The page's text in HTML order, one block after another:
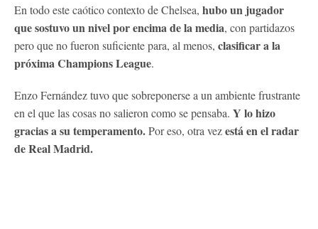
En todo este caótico contexto de Chelsea, hubo un jugador
que sostuvo un nivel por encima de la media, con partidazos
pero que no fueron suficiente para, al menos, clasificar a la
próxima Champions League.
Enzo Fernández tuvo que sobreponerse a un ambiente frustrante
en el que las cosas no salieron como se pensaba. Y lo hizo
gracias a su temperamento.Por eso, otra vezestá en el radar
de Real Madrid.